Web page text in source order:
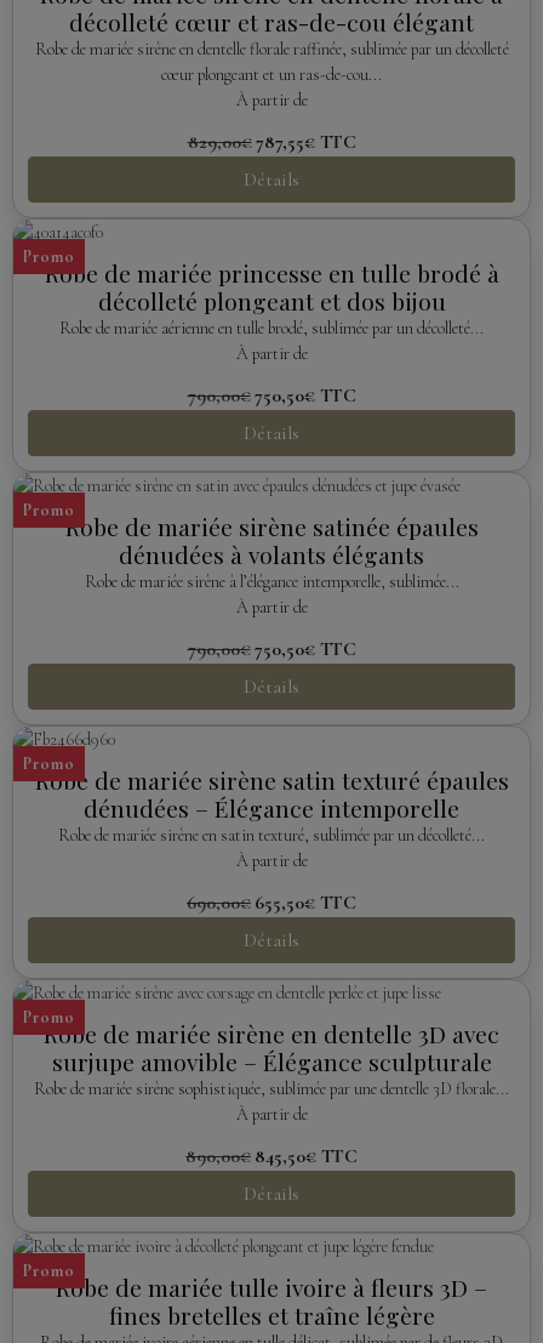
décolleté cœur et ras-de-cou élégant
Robe de mariée sirène en dentelle florale raffinée, sublimée par un décolleté
cœur plongeant et un ras-de-cou...
À partir de
829,00€787,55€ TTC
Détails
Promo
Robe de mariée princesse en tulle brodé à
décolleté plongeant et dos bijou
Robe de mariée aérienne en tulle brodé, sublimée par un décolleté...
À partir de
790,00€750,50€ TTC
Détails
Promo
Robe de mariée sirène satinée épaules
dénudées à volants élégants
Robe de mariée sirène à l’élégance intemporelle, sublimée...
À partir de
790,00€750,50€ TTC
Détails
Promo
Robe de mariée sirène satin texturé épaules
dénudées – Élégance intemporelle
Robe de mariée sirène en satin texturé, sublimée par un décolleté...
À partir de
690,00€ 655,50€ TTC
Détails
Promo
Robe de mariée sirène en dentelle 3D avec
surjupe amovible – Élégance sculpturale
Robe de mariée sirène sophistiquée, sublimée par une dentelle 3D florale...
À partir de
890,00€ 845,50€ TTC
Détails
Promo
Robe de mariée tulle ivoire à fleurs 3D –
fines bretelles et traîne légère